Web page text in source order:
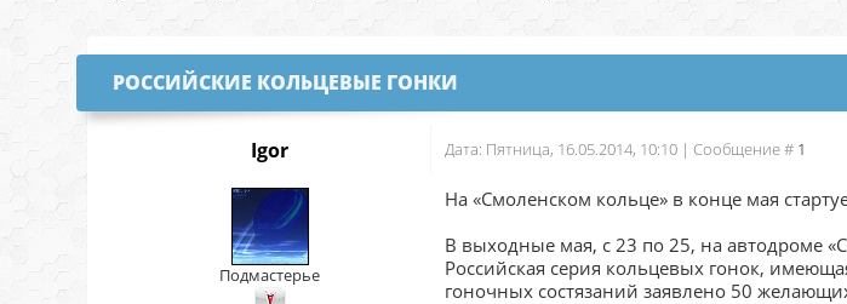
РОССИЙСКИЕ КОЛЬЦЕВЫЕ ГОНКИ
Igor Дата: Пятница, 16.05.2014, 10:10 | Сообщение # 1
Подмастерье
На «Смоленском кольце» в конце мая
В выходные мая, с 23 по 25, на автодроме
Российская серия кольцевых гонок,
гоночных состязаний заявлено 50